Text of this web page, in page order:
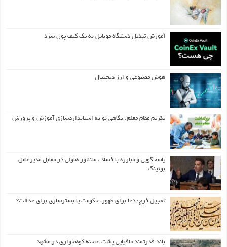
آموزش تبدیل دستگاه موبایل به یک کیف‌ پول سرد
هوش مصنوعی و ارز دیجیتال
تکریم مقام معلم: نگاهی نو به استانداردسازی آموزش و پرورش
پاسخگویی و مبارزه با فساد ، سناتور هاولی در مقابل مدیرعامل
بوئینگ
تعجیل فرج: دعا برای ظهور، حکومت یا بسترسازی برای عدالت؟
باند قدرتمند مافیایی پشت صحنه کوهخواری در مشهد